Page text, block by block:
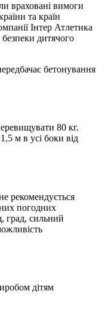
враховані вимоги
та країн
Інтер Атлетика
дитячого
бетонування
80 кг.
м в усі боки від
рекомендується
погодних
град, сильний
дітям